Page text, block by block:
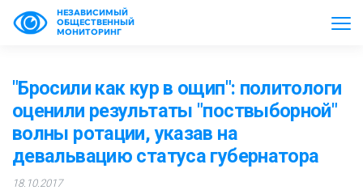
НЕЗАВИСИМЫЙ
ОБЩЕСТВЕННЫЙ
МОНИТОРИНГ
"Бросили как кур в ощип": политологи
оценили результаты "поствыборной"
волны ротации, указав на
девальвацию статуса губернатора
18.10.2017